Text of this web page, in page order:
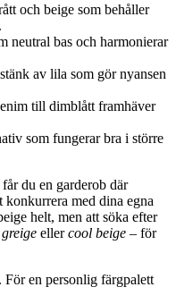
och beige som behåller
neutral bas och harmonierar
av lila som gör nyansen
till dimblått framhäver
som fungerar bra i större
du en garderob där
konkurrera med dina egna
helt, men att söka efter
greige ellercool beige – för
. För en personlig färgpalett